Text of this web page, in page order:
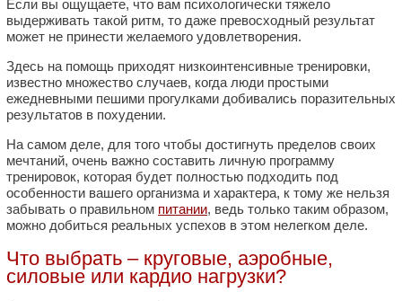
Если вы ощущаете, что вам психологически тяжело
выдерживать такой ритм, то даже превосходный результат
может не принести желаемого удовлетворения.
Здесь на помощь приходят низкоинтенсивные тренировки,
известно множество случаев, когда люди простыми
ежедневными пешими прогулками добивались поразительных
результатов в похудении.
На самом деле, для того чтобы достигнуть пределов своих
мечтаний, очень важно составить личную программу
тренировок, которая будет полностью подходить под
особенности вашего организма и характера, к тому же нельзя
забывать о правильном питании, ведь только таким образом,
можно добиться реальных успехов в этом нелегком деле.
Что выбрать – круговые, аэробные,
силовые или кардио нагрузки?